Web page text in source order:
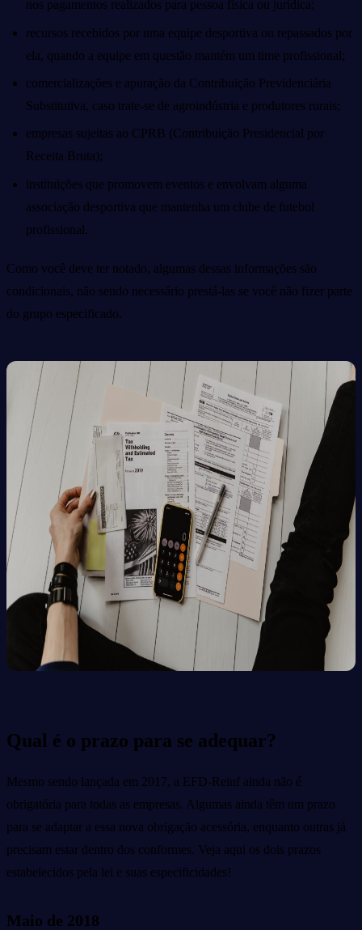
nos pagamentos realizados para pessoa física ou jurídica;
recursos recebidos por uma equipe desportiva ou repassados por
ela, quando a equipe em questão mantém um time profissional;
comercializações e apuração da Contribuição Previdenciária
Substitutiva, caso trate-se de agroindústria e produtores rurais;
empresas sujeitas ao CPRB (Contribuição Presidencial por
Receita Bruta);
instituições que promovem eventos e envolvam alguma
associação desportiva que mantenha um clube de futebol
profissional.
Como você deve ter notado, algumas dessas informações são
condicionais, não sendo necessário prestá-las se você não fizer parte
do grupo especificado.
Qual é o prazo para se adequar?
Mesmo sendo lançada em 2017, a EFD-Reinf ainda não é
obrigatória para todas as empresas. Algumas ainda têm um prazo
para se adaptar a essa nova obrigação acessória, enquanto outras já
precisam estar dentro dos conformes. Veja aqui os dois prazos
estabelecidos pela lei e suas especificidades!
Maio de 2018